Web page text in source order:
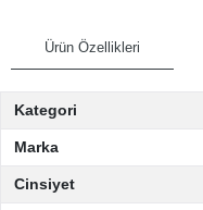
Ürün Özellikleri
Kategori
Marka
Cinsiyet